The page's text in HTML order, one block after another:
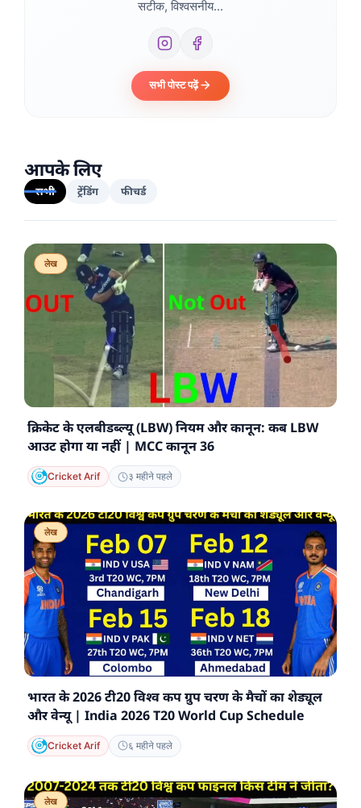
सटीक, विश्वसनीय...
सभी पोस्ट पढ़ें
आपके लिए
सभी ट्रेंडिंग फीचर्ड
लेख
क्रिकेट के एलबीडब्ल्यू (LBW) नियम और कानून: कब LBW
आउट होगा या नहीं | MCC कानून 36
Cricket Arif ३ महीने पहले
लेख
भारत के 2026 टी20 विश्व कप ग्रुप चरण के मैचों का शेड्यूल
और वेन्यू | India 2026 T20 World Cup Schedule
Cricket Arif ६ महीने पहले
लेख